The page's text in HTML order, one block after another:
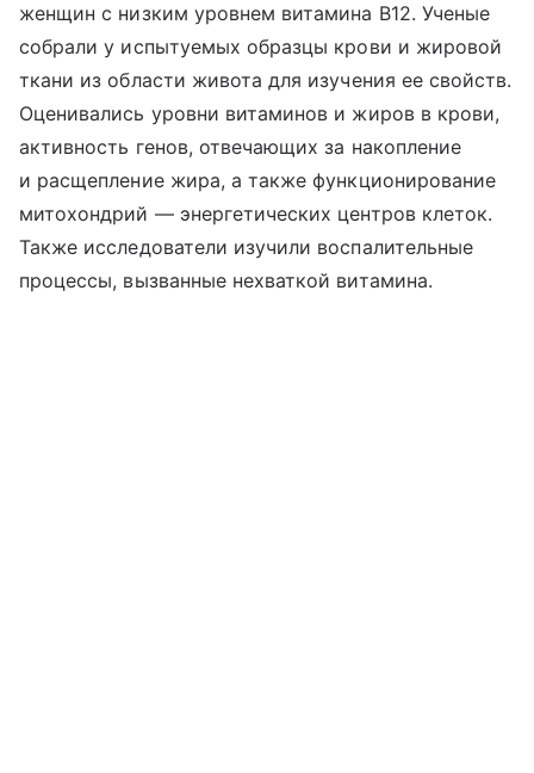
женщин с низким уровнем витамина B12. Ученые
собрали у испытуемых образцы крови и жировой
ткани из области живота для изучения ее свойств.
Оценивались уровни витаминов и жиров в крови,
активность генов, отвечающих за накопление
и расщепление жира, а также функционирование
митохондрий — энергетических центров клеток.
Также исследователи изучили воспалительные
процессы, вызванные нехваткой витамина.